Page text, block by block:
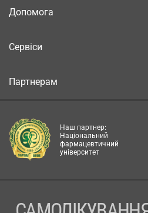
Допомога
Сервіси
Партнерам
Наш партнер:
Національний
фармацевтичний
університет